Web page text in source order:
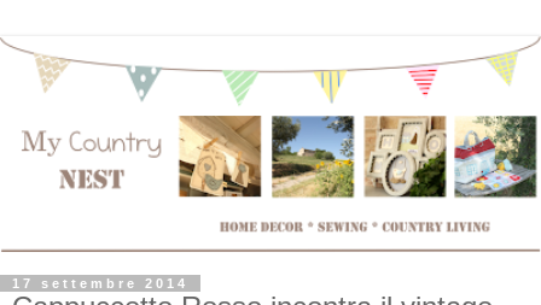
17 settembre 2014